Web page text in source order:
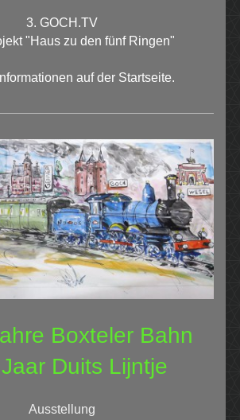
3. GOCH.TV
"Haus zu den fünf Ringen"
auf der Startseite.
Boxteler Bahn
Duits Lijntje
Ausstellung